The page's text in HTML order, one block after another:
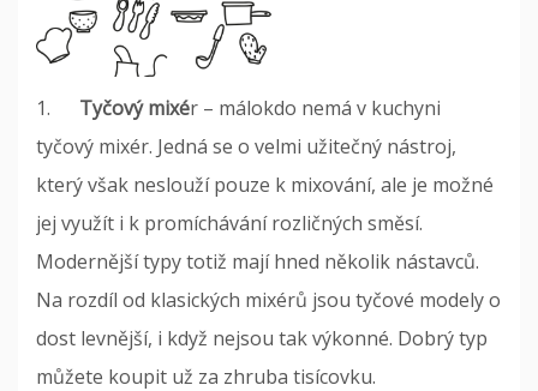
1. Tyčový mixér – málokdo nemá v kuchyni
tyčový mixér. Jedná se o velmi užitečný nástroj,
který však neslouží pouze k mixování, ale je možné
jej využít i k promíchávání rozličných směsí.
Modernější typy totiž mají hned několik nástavců.
Na rozdíl od klasických mixérů jsou tyčové modely o
dost levnější, i když nejsou tak výkonné. Dobrý typ
můžete koupit už za zhruba tisícovku.